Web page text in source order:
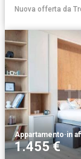
Nuova offerta da
Appartamento·in
1.455 €